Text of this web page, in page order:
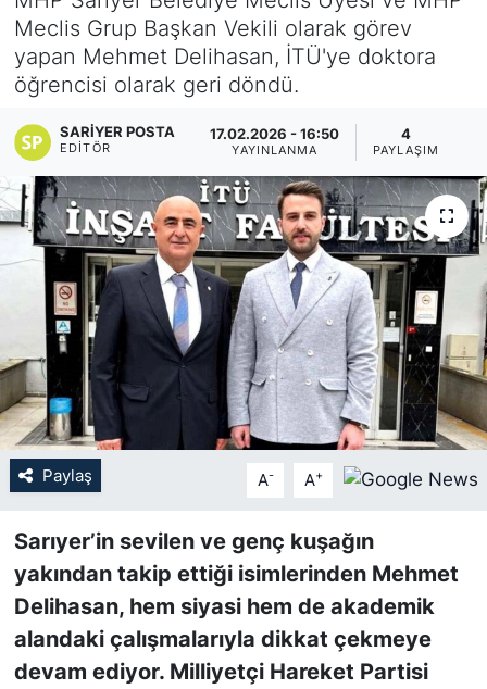
Meclis Grup Başkan Vekili olarak görev
yapan Mehmet Delihasan, İTÜ'ye doktora
öğrencisi olarak geri döndü.
SARIYER POSTA
EDITÖR
17.02.2026 - 16:50
YAYINLANMA
4
PAYLAŞIM
Paylaş A- A+
Sarıyer’in sevilen ve genç kuşağın
yakından takip ettiği isimlerinden Mehmet
Delihasan, hem siyasi hem de akademik
alandaki çalışmalarıyla dikkat çekmeye
devam ediyor. Milliyetçi Hareket Partisi
KÖŞE YAZILARI
KÖŞE YAZILARI (Arşiv)
KÜLTÜR SANAT
MAGAZİN
RÖPORTAJ
SAĞLIK
SARIYER HABERLERİ
SARIYER İMAR BARIŞI
SEKTÖR
SİYASET
SON DAKİKA HABERİ
SPOR